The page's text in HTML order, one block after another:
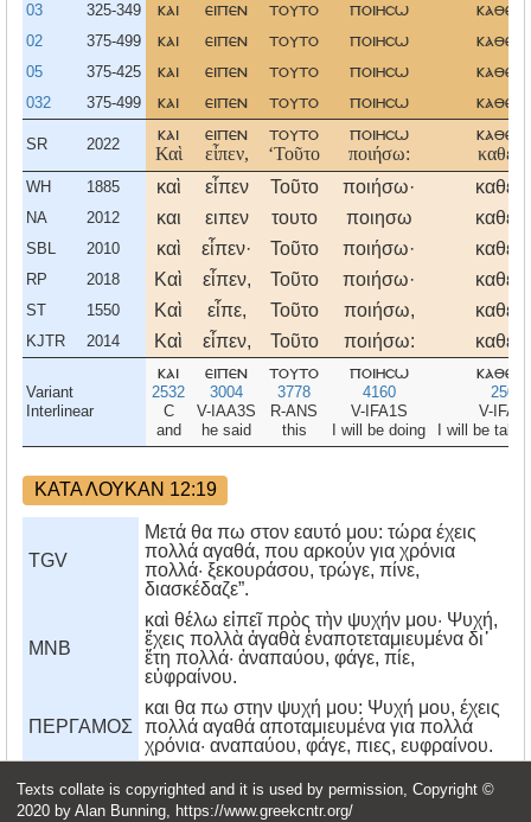
03 325-349 και ειπεν τουτο ποιησω
02 375-499 και ειπεν τουτο ποιησω
05 375-425 και ειπεν τουτο ποιησω
032 375-499 και ειπεν τουτο ποιησω
SR 2022
και
Καὶ
ειπεν
εἶπεν,
τουτο
‘Τοῦτο
ποιησω
ποιήσω:
WH 1885 καὶ εἶπεν Τοῦτο ποιήσω·
NA 2012 και ειπεν τουτο ποιησω
SBL 2010 καὶ εἶπεν· Τοῦτο ποιήσω·
RP 2018 Καὶ εἶπεν, Τοῦτο ποιήσω·
ST 1550 Καὶ εἶπε, Τοῦτο ποιήσω,
KJTR 2014 Καὶ εἶπεν, Τοῦτο ποιήσω:
Variant
Interlinear
και
2532
C
and
ειπεν
3004
V-IAA3S
he said
τουτο
3778
R-ANS
this
ποιησω
4160
V-IFA1S
I will be doing
2507
V-
I will be
ΚΑΤΑ ΛΟΥΚΑΝ 12:19
TGV
Μετά θα πω στον εαυτό μου: τώρα έχεις
πολλά αγαθά, που αρκούν για χρόνια
πολλά· ξεκουράσου, τρώγε, πίνε,
διασκέδαζε”.
MNB
καὶ θέλω εἰπεῖ πρὸς τὴν ψυχήν μου· Ψυχή,
ἔχεις πολλὰ ἀγαθὰ ἐναποτεταμιευμένα δι᾿
ἔτη πολλά· ἀναπαύου, φάγε, πίε,
εὐφραίνου.
ΠΕΡΓΑΜΟΣ
και θα πω στην ψυχή μου: Ψυχή μου, έχεις
πολλά αγαθά αποταμιευμένα για πολλά
χρόνια· αναπαύου, φάγε, πιες, ευφραίνου.
Witness Date 1 2 3 4 5
Texts collate is copyrighted and it is used by permission, Copyright ©
2020 by Alan Bunning, https://www.greekcntr.org/